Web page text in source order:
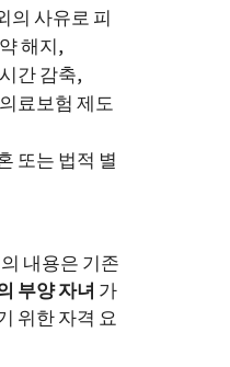
의 사유로 피
해지,
간 감축,
료보험 제도
또는 법적 별
내용은 기존
부양 자녀 가
위한 자격 요